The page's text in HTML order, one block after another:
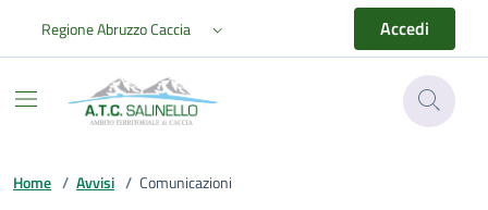
Regione Abruzzo Caccia Accedi
ATC Salinello
Home / Avvisi / Comunicazioni